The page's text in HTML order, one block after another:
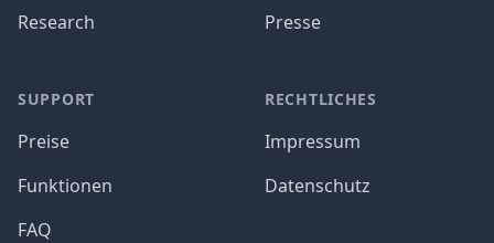
Research
SUPPORT
Preise
Funktionen
FAQ
Presse
RECHTLICHES
Impressum
Datenschutz